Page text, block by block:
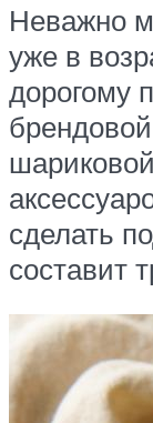
Неважно
уже в
дорогому
сделать
составит